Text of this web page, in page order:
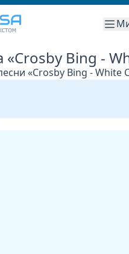
«Crosby Bing -
«Crosby Bing - White